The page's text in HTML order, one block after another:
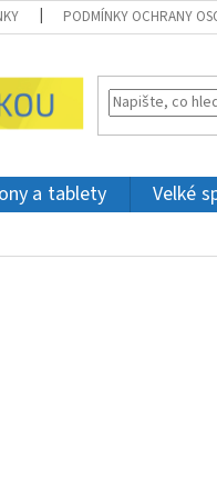
PODMÍNKY OCHRANY
a tablety Velké